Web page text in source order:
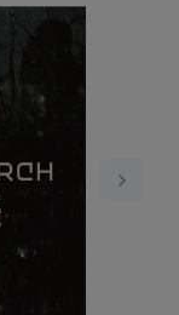
Next